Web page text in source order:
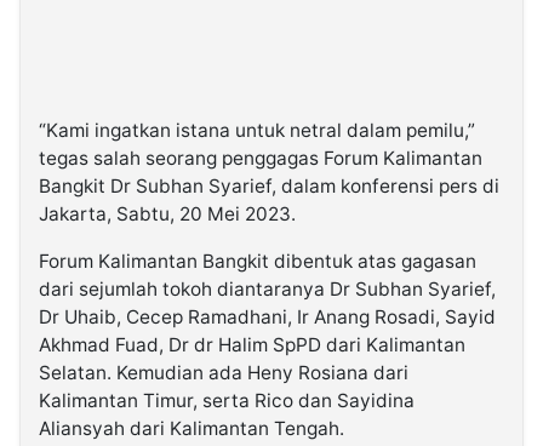
“Kami ingatkan istana untuk netral dalam pemilu,”
tegas salah seorang penggagas Forum Kalimantan
Bangkit Dr Subhan Syarief, dalam konferensi pers di
Jakarta, Sabtu, 20 Mei 2023.
Forum Kalimantan Bangkit dibentuk atas gagasan
dari sejumlah tokoh diantaranya Dr Subhan Syarief,
Dr Uhaib, Cecep Ramadhani, Ir Anang Rosadi, Sayid
Akhmad Fuad, Dr dr Halim SpPD dari Kalimantan
Selatan. Kemudian ada Heny Rosiana dari
Kalimantan Timur, serta Rico dan Sayidina
Aliansyah dari Kalimantan Tengah.